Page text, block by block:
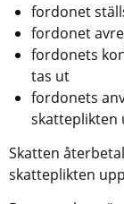
fordonet
fordonet
fordonets
tas ut
fordonets
skatteplikten
Skatten
skatteplikten